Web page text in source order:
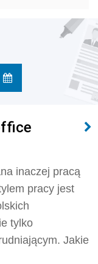
inaczej pracą
pracy jest
tylko
Jakie